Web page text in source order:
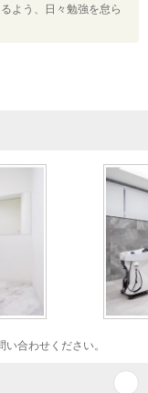
よう、日々勉強を怠ら
合わせください。